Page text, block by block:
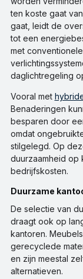
ten koste gaat
gaat, leidt de
tot een
met
daglichtregeling
Vooral met
Benaderingen
besparen door
omdat
stilgelegd. Op
duurzaamheid op
bedrijfskosten.
Duurzame
De selectie van
draagt ook op
kantoren.
gerecyclede
en zijn meestal
alternatieven.